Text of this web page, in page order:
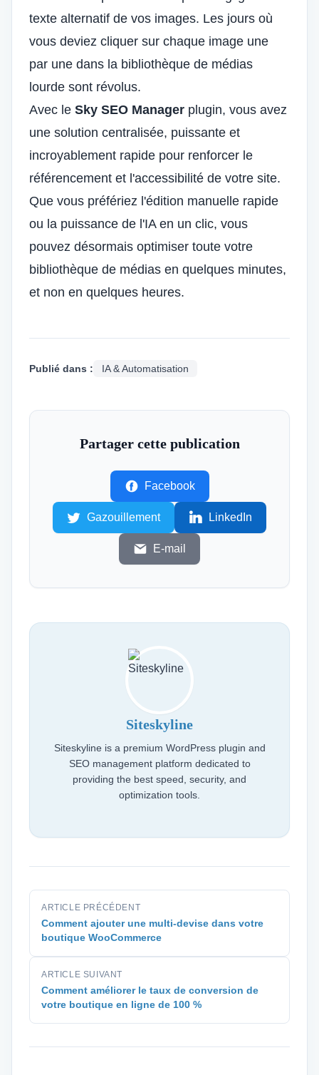
texte alternatif de vos images. Les jours où
vous deviez cliquer sur chaque image une
par une dans la bibliothèque de médias
lourde sont révolus.
Avec le Sky SEO Manager plugin, vous avez
une solution centralisée, puissante et
incroyablement rapide pour renforcer le
référencement et l'accessibilité de votre site.
Que vous préfériez l'édition manuelle rapide
ou la puissance de l'IA en un clic, vous
pouvez désormais optimiser toute votre
bibliothèque de médias en quelques minutes,
et non en quelques heures.
Publié dans : IA & Automatisation
Partager cette publication
Facebook
Gazouillement LinkedIn
E-mail
Siteskyline
Siteskyline is a premium WordPress plugin and
SEO management platform dedicated to
providing the best speed, security, and
optimization tools.
ARTICLE PRÉCÉDENT
Comment ajouter une multi-devise dans votre
boutique WooCommerce
ARTICLE SUIVANT
Comment améliorer le taux de conversion de
votre boutique en ligne de 100 %